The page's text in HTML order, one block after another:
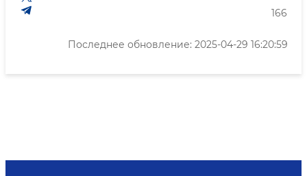
166
Последнее обновление: 2025-04-29 16:20:59